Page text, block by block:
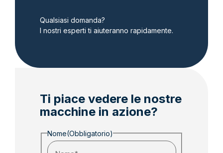
Qualsiasi domanda?
I nostri esperti ti aiuteranno rapidamente.
Ti piace vedere le nostre
macchine in azione?
Nome(Obbligatorio)